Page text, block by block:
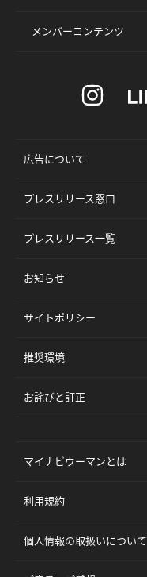
メンバーコンテンツ
広告について
プレスリリース窓口
プレスリリース一覧
お知らせ
サイトポリシー
推奨環境
お詫びと訂正
マイナビウーマンとは
利用規約
個人情報の取扱いについて